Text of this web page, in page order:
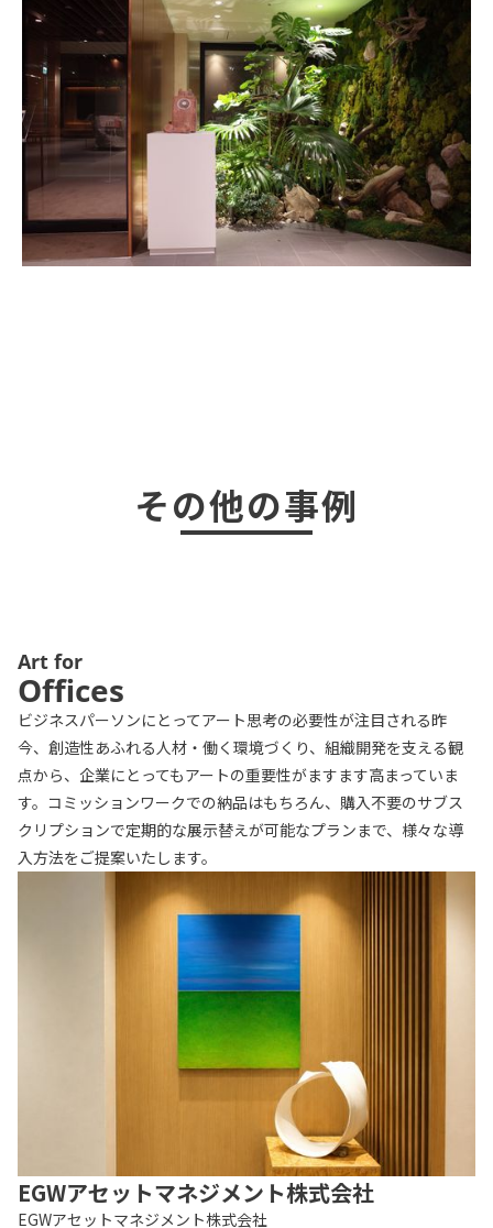
その他の事例
Art for
Offices
ビジネスパーソンにとってアート思考の必要性が注目される昨
今、創造性あふれる人材・働く環境づくり、組織開発を支える観
点から、企業にとってもアートの重要性がますます高まっていま
す。コミッションワークでの納品はもちろん、購入不要のサブス
クリプションで定期的な展示替えが可能なプランまで、様々な導
入方法をご提案いたします。
EGWアセットマネジメント株式会社
EGWアセットマネジメント株式会社